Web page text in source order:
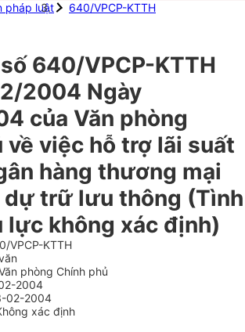
pháp luật 640/VPCP-KTTH
640/VPCP-KTTH
2004 Ngày
của Văn phòng
về việc hỗ trợ lãi suất
hàng thương mại
dự trữ lưu thông (Tình
lực không xác định)
VPCP-KTTH
phòng Chính phủ
2004
02-2004
xác định